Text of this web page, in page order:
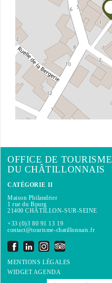
OFFICE DE TOURISME
DU CHÂTILLONNAIS
CATÉGORIE II
Maison Philandrier
1 rue du Bourg
21400 CHÂTILLON-SUR-SEINE
+33 (0)3 80 91 13 19
contact@tourisme-chatillonnais.fr
MENTIONS LÉGALES
WIDGET AGENDA